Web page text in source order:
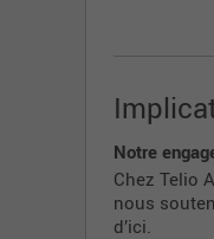
Notre
Chez Telio
nous
d’ici.